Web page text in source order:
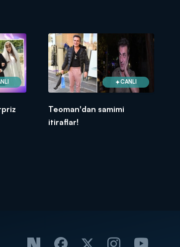
CANLI
Teoman'dan samimi
itiraflar!